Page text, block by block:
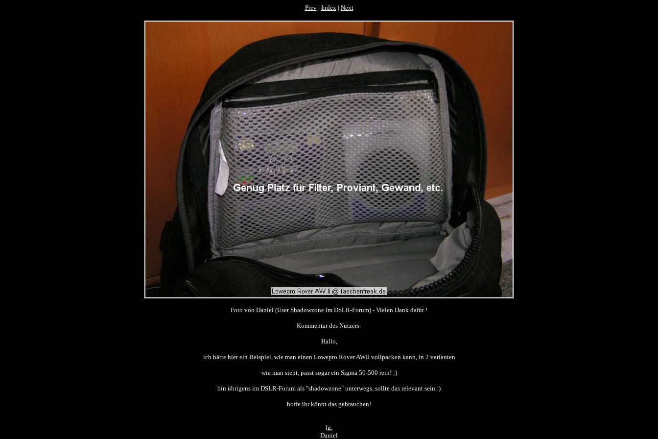
Prev| Index| Next
Foto von Daniel (User Shadowzone im DSLR-Forum) - Vielen Dank dafür !
Kommentar des Nutzers:
Hallo,
ich hätte hier ein Beispiel, wie man einen Lowepro Rover AWII vollpacken kann, in 2 varianten
wie man sieht, passt sogar ein Sigma 50-500 rein! ;)
bin übrigens im DSLR-Forum als "shadowzone" unterwegs, sollte das relevant sein :)
hoffe ihr könnt das gebrauchen!
lg,
Daniel